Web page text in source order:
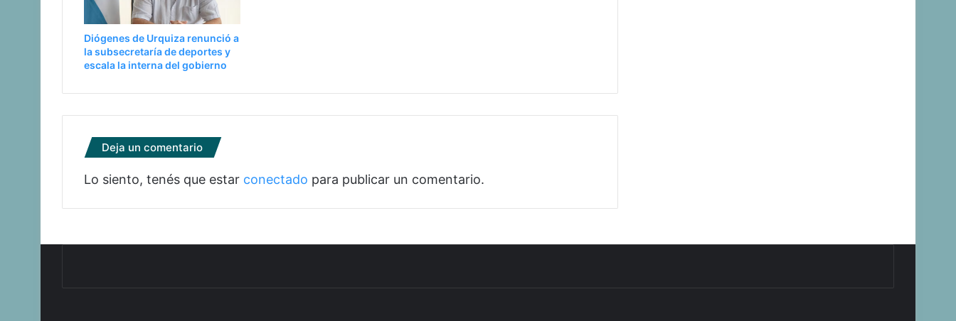
Diógenes de Urquiza renunció a
la subsecretaría de deportes y
escala la interna del gobierno
Deja un comentario
Lo siento, tenés que estar conectado para publicar un comentario.